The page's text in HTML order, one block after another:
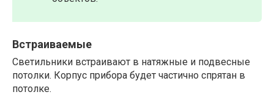
Встраиваемые
Светильники встраивают в натяжные и подвесные
потолки. Корпус прибора будет частично спрятан в
потолке.